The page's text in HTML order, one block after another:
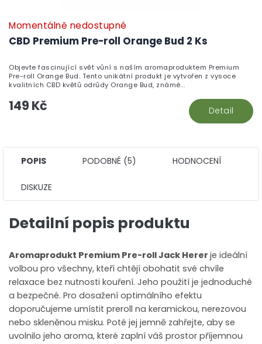
CBD Premium Pre-roll Orange Bud 2 Ks
Momentálně nedostupné
149 Kč Detail
Objevte fascinující svět vůní s naším aromaproduktem Premium
Pre-roll Orange Bud. Tento unikátní produkt je vytvořen z vysoce
kvalitních CBD květů odrůdy Orange Bud, známé...
POPIS PODOBNÉ (5) HODNOCENÍ
DISKUZE
Detailní popis produktu
Aromaprodukt Premium Pre-roll Jack Herer je ideální
volbou pro všechny, kteří chtějí obohatit své chvíle
relaxace bez nutnosti kouření. Jeho použití je jednoduché
a bezpečné. Pro dosažení optimálního efektu
doporučujeme umístit preroll na keramickou, nerezovou
nebo skleněnou misku. Poté jej jemně zahřejte, aby se
uvolnilo jeho aroma, které zaplní váš prostor příjemnou